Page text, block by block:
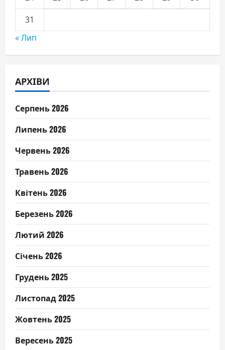
31
« Лип
АРХІВИ
Серпень 2026
Липень 2026
Червень 2026
Травень 2026
Квітень 2026
Березень 2026
Лютий 2026
Січень 2026
Грудень 2025
Листопад 2025
Жовтень 2025
Вересень 2025